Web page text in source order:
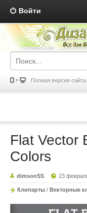
Войти
Полная версия сайта
Flat Vector
Colors
dimsonSS 23
Клипарты / Векторные